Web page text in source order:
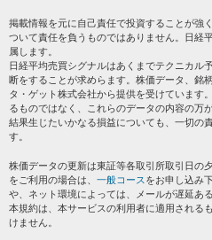
過去データ
掲載情報を元に自己責任で投資することが強
ついて責任を負うものではありません。日経
属します。
日経平均売買シグナルはあくまでテクニカル
断をすることが求めらます。株価データ、銘
タ・ゲット株式会社から提供を受けています
るものではなく、これらのデータの内容の万
結果生じたいかなる損益についても、一切の
す。
株価データの更新は東証等各取引所取引日の
をご利用の場合は、 一般コース をお申し込み
や、ネット環境によっては、メールが遅延あ
本規約は、本サービスの利用者に適用される
けません。